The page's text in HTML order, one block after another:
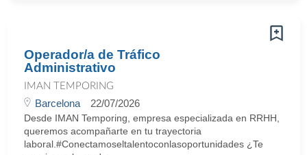
Operador/a de Tráfico
Administrativo
IMAN TEMPORING
Barcelona 22/07/2026
Desde IMAN Temporing, empresa especializada en RRHH,
queremos acompañarte en tu trayectoria
laboral.#Conectamoseltalentoconlasoportunidades ¿Te